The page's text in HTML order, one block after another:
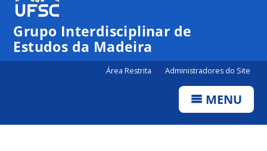
Canais
Grupo Interdisciplinar de
Estudos da Madeira
Área Restrita Administradores do Site
MENU